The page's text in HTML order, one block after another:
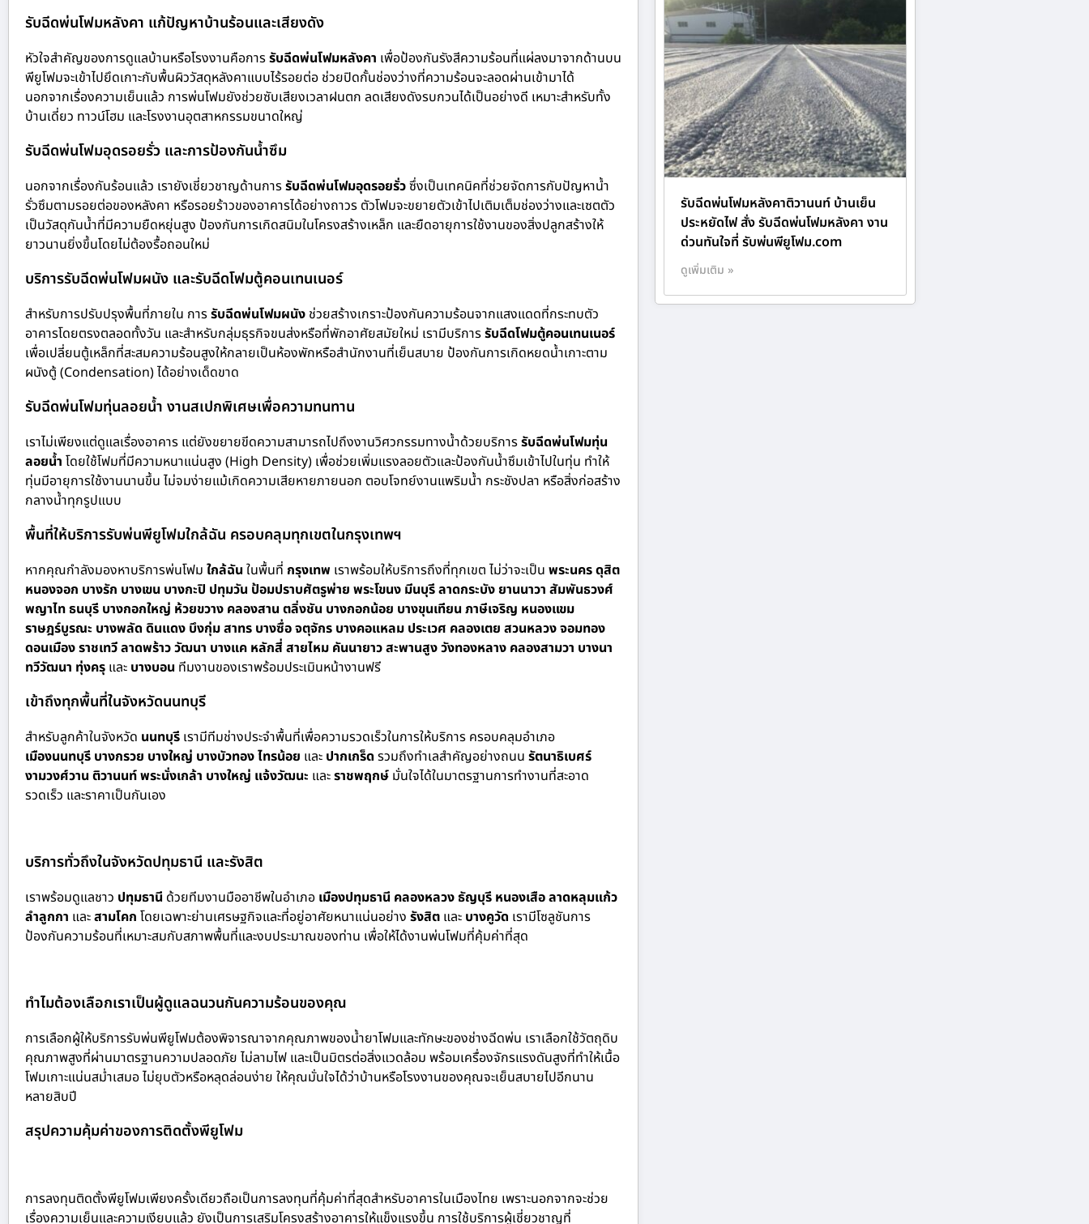
รับฉีดพ่นโฟมหลังคา แก้ปัญหาบ้านร้อนและเสียงดัง
หัวใจสำคัญของการดูแลบ้านหรือโรงงานคือการรับฉีดพ่นโฟมหลังคา เพื่อป้องกันรังสีความร้อนที่แผ่ลงมาจากด้านบน
พียูโฟมจะเข้าไปยึดเกาะกับพื้นผิววัสดุหลังคาแบบไร้รอยต่อ ช่วยปิดกั้นช่องว่างที่ความร้อนจะลอดผ่านเข้ามาได้
นอกจากเรื่องความเย็นแล้ว การพ่นโฟมยังช่วยซับเสียงเวลาฝนตก ลดเสียงดังรบกวนได้เป็นอย่างดี เหมาะสำหรับทั้ง
บ้านเดี่ยว ทาวน์โฮม และโรงงานอุตสาหกรรมขนาดใหญ่
รับฉีดพ่นโฟมอุดรอยรั่ว และการป้องกันน้ำซึม
นอกจากเรื่องกันร้อนแล้ว เรายังเชี่ยวชาญด้านการรับฉีดพ่นโฟมอุดรอยรั่วซึ่งเป็นเทคนิคที่ช่วยจัดการกับปัญหาน้ำ
รั่วซึมตามรอยต่อของหลังคา หรือรอยร้าวของอาคารได้อย่างถาวร ตัวโฟมจะขยายตัวเข้าไปเติมเต็มช่องว่างและเซตตัว
เป็นวัสดุกันน้ำที่มีความยืดหยุ่นสูง ป้องกันการเกิดสนิมในโครงสร้างเหล็ก และยืดอายุการใช้งานของสิ่งปลูกสร้างให้
ยาวนานยิ่งขึ้นโดยไม่ต้องรื้อถอนใหม่
บริการรับฉีดพ่นโฟมผนัง และรับฉีดโฟมตู้คอนเทนเนอร์
สำหรับการปรับปรุงพื้นที่ภายใน การรับฉีดพ่นโฟมผนัง ช่วยสร้างเกราะป้องกันความร้อนจากแสงแดดที่กระทบตัว
อาคารโดยตรงตลอดทั้งวัน และสำหรับกลุ่มธุรกิจขนส่งหรือที่พักอาศัยสมัยใหม่ เรามีบริการรับฉีดโฟมตู้คอนเทนเนอร์
เพื่อเปลี่ยนตู้เหล็กที่สะสมความร้อนสูงให้กลายเป็นห้องพักหรือสำนักงานที่เย็นสบาย ป้องกันการเกิดหยดน้ำเกาะตาม
ผนังตู้ (Condensation) ได้อย่างเด็ดขาด
รับฉีดพ่นโฟมทุ่นลอยน้ำ งานสเปกพิเศษเพื่อความทนทาน
เราไม่เพียงแต่ดูแลเรื่องอาคาร แต่ยังขยายขีดความสามารถไปถึงงานวิศวกรรมทางน้ำด้วยบริการรับฉีดพ่นโฟมทุ่น
ลอยน้ำ โดยใช้โฟมที่มีความหนาแน่นสูง (High Density) เพื่อช่วยเพิ่มแรงลอยตัวและป้องกันน้ำซึมเข้าไปในทุ่น ทำให้
ทุ่นมีอายุการใช้งานนานขึ้น ไม่จมง่ายแม้เกิดความเสียหายภายนอก ตอบโจทย์งานแพริมน้ำ กระชังปลา หรือสิ่งก่อสร้าง
กลางน้ำทุกรูปแบบ
พื้นที่ให้บริการรับพ่นพียูโฟมใกล้ฉัน ครอบคลุมทุกเขตในกรุงเทพฯ
หากคุณกำลังมองหาบริการพ่นโฟม ใกล้ฉัน ในพื้นที่ กรุงเทพ เราพร้อมให้บริการถึงที่ทุกเขต ไม่ว่าจะเป็น พระนคร ดุสิต
หนองจอก บางรัก บางเขน บางกะปิ ปทุมวัน ป้อมปราบศัตรูพ่าย พระโขนง มีนบุรี ลาดกระบัง ยานนาวา สัมพันธวงศ์
พญาไท ธนบุรี บางกอกใหญ่ ห้วยขวาง คลองสาน ตลิ่งชัน บางกอกน้อย บางขุนเทียน ภาษีเจริญ หนองแขม
ราษฎร์บูรณะ บางพลัด ดินแดง บึงกุ่ม สาทร บางซื่อ จตุจักร บางคอแหลม ประเวศ คลองเตย สวนหลวง จอมทอง
ดอนเมือง ราชเทวี ลาดพร้าว วัฒนา บางแค หลักสี่ สายไหม คันนายาว สะพานสูง วังทองหลาง คลองสามวา บางนา
ทวีวัฒนา ทุ่งครุ และ บางบอน ทีมงานของเราพร้อมประเมินหน้างานฟรี
เข้าถึงทุกพื้นที่ในจังหวัดนนทบุรี
สำหรับลูกค้าในจังหวัด นนทบุรี เรามีทีมช่างประจำพื้นที่เพื่อความรวดเร็วในการให้บริการ ครอบคลุมอำเภอ
เมืองนนทบุรี บางกรวย บางใหญ่ บางบัวทอง ไทรน้อย และ ปากเกร็ด รวมถึงทำเลสำคัญอย่างถนน รัตนาธิเบศร์
งามวงศ์วาน ติวานนท์ พระนั่งเกล้า บางใหญ่ แจ้งวัฒนะ และราชพฤกษ์ มั่นใจได้ในมาตรฐานการทำงานที่สะอาด
รวดเร็ว และราคาเป็นกันเอง
บริการทั่วถึงในจังหวัดปทุมธานี และรังสิต
เราพร้อมดูแลชาว ปทุมธานี ด้วยทีมงานมืออาชีพในอำเภอ เมืองปทุมธานี คลองหลวง ธัญบุรี หนองเสือ ลาดหลุมแก้ว
ลำลูกกา และสามโคก โดยเฉพาะย่านเศรษฐกิจและที่อยู่อาศัยหนาแน่นอย่าง รังสิต และ บางคูวัด เรามีโซลูชันการ
ป้องกันความร้อนที่เหมาะสมกับสภาพพื้นที่และงบประมาณของท่าน เพื่อให้ได้งานพ่นโฟมที่คุ้มค่าที่สุด
ทำไมต้องเลือกเราเป็นผู้ดูแลฉนวนกันความร้อนของคุณ
การเลือกผู้ให้บริการรับพ่นพียูโฟมต้องพิจารณาจากคุณภาพของน้ำยาโฟมและทักษะของช่างฉีดพ่น เราเลือกใช้วัตถุดิบ
คุณภาพสูงที่ผ่านมาตรฐานความปลอดภัย ไม่ลามไฟ และเป็นมิตรต่อสิ่งแวดล้อม พร้อมเครื่องจักรแรงดันสูงที่ทำให้เนื้อ
โฟมเกาะแน่นสม่ำเสมอ ไม่ยุบตัวหรือหลุดล่อนง่าย ให้คุณมั่นใจได้ว่าบ้านหรือโรงงานของคุณจะเย็นสบายไปอีกนาน
หลายสิบปี
สรุปความคุ้มค่าของการติดตั้งพียูโฟม
การลงทุนติดตั้งพียูโฟมเพียงครั้งเดียวถือเป็นการลงทุนที่คุ้มค่าที่สุดสำหรับอาคารในเมืองไทย เพราะนอกจากจะช่วย
เรื่องความเย็นและความเงียบแล้ว ยังเป็นการเสริมโครงสร้างอาคารให้แข็งแรงขึ้น การใช้บริการผู้เชี่ยวชาญที่
รับฉีดพ่นโฟมหลังคาติวานนท์ บ้านเย็น
ประหยัดไฟ สั่ง รับฉีดพ่นโฟมหลังคา งาน
ด่วนทันใจที่ รับพ่นพียูโฟม.com
ดูเพิ่มเติม »